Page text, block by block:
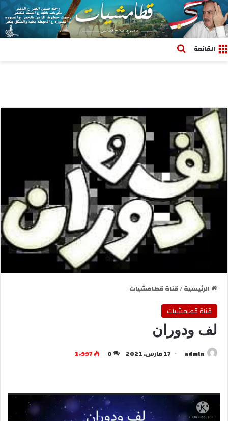
القائمة
الرئيسية/قناة قطامشيات
قناة قطامشيات
لف ودوران
admln 17 مارس، 2021 0 1٬997
مشغل
الفيديو